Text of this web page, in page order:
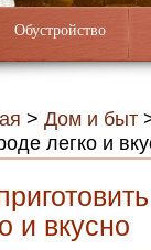
Обустройство
> Дом и быт
легко и
и вкусно